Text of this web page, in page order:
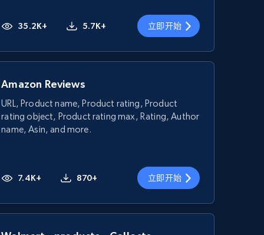
35.2K+ 5.7K+ 立即开始
Amazon Reviews
URL, Product name, Product rating, Product
rating object, Product rating max, Rating, Author
name, Asin, and more.
7.4K+ 870+ 立即开始